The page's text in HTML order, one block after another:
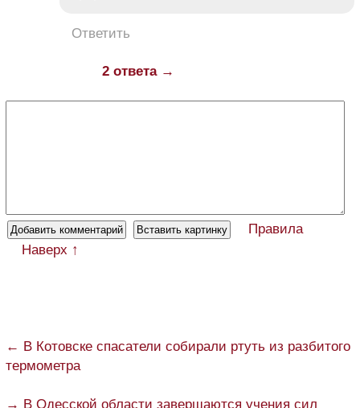
Ответить
2 ответа →
Правила
Наверх ↑
← В Котовске спасатели собирали ртуть из разбитого
термометра
→ В Одесской области завершаются учения сил